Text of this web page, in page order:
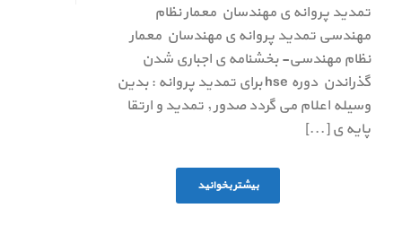
تمدید پروانه ی مهندسان معمار نظام
مهندسی تمدید پروانه ی مهندسان معمار
نظام مهندسی- بخشنامه ی اجباری شدن
گذراندن دوره hse برای تمدید پروانه : بدین
وسیله اعلام می گردد صدور , تمدید و ارتقا
پایه ی [...]
بیشتر بخوانید